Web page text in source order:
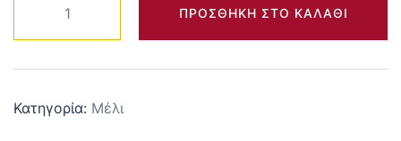
430
gr
ΠΡΟΣΘΉΚΗ ΣΤΟ ΚΑΛΆΘΙ
Κατηγορία: Μέλι